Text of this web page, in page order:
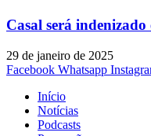
Casal será
29 de janeiro de 2025
Facebook Whatsapp
Início
Notícias
Podcasts